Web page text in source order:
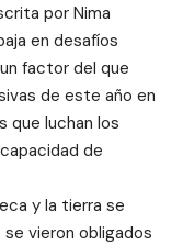
por Nima
en desafíos
factor del que
de este año en
que luchan los
de
y la tierra se
vieron obligados